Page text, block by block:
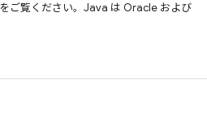
をご覧ください。Java は Oracle および